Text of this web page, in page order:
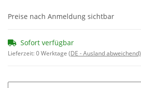
Preise nach Anmeldung sichtbar
Sofort verfügbar
Lieferzeit:0 Werktage (DE - Ausland abweichend)